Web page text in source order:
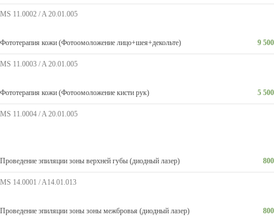
MS 11.0002 / A 20.01.005
Фототерапия кожи (Фотоомоложение лицо+шея+декольте) 9 500
MS 11.0003 / A 20.01.005
Фототерапия кожи (Фотоомоложение кисти рук) 5 500
MS 11.0004 / A 20.01.005
Проведение эпиляции зоны верхней губы (диодный лазер) 800
MS 14.0001 / A14.01.013
Проведение эпиляции зоны зоны межбровья (диодный лазер) 800